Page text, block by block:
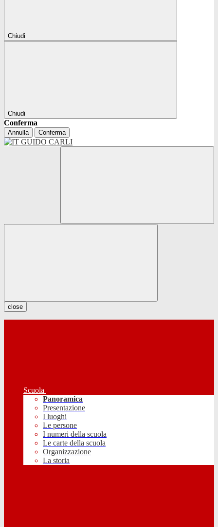
Chiudi
Chiudi
Conferma
Annulla Conferma
close
Scuola
Panoramica
Presentazione
I luoghi
Le persone
I numeri della scuola
Le carte della scuola
Organizzazione
La storia